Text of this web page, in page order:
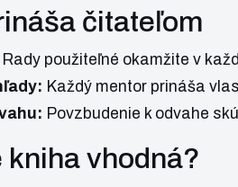
čitateľom
Rady použiteľné okamžite v
Každý mentor prináša
Povzbudenie k odvahe
kniha vhodná?